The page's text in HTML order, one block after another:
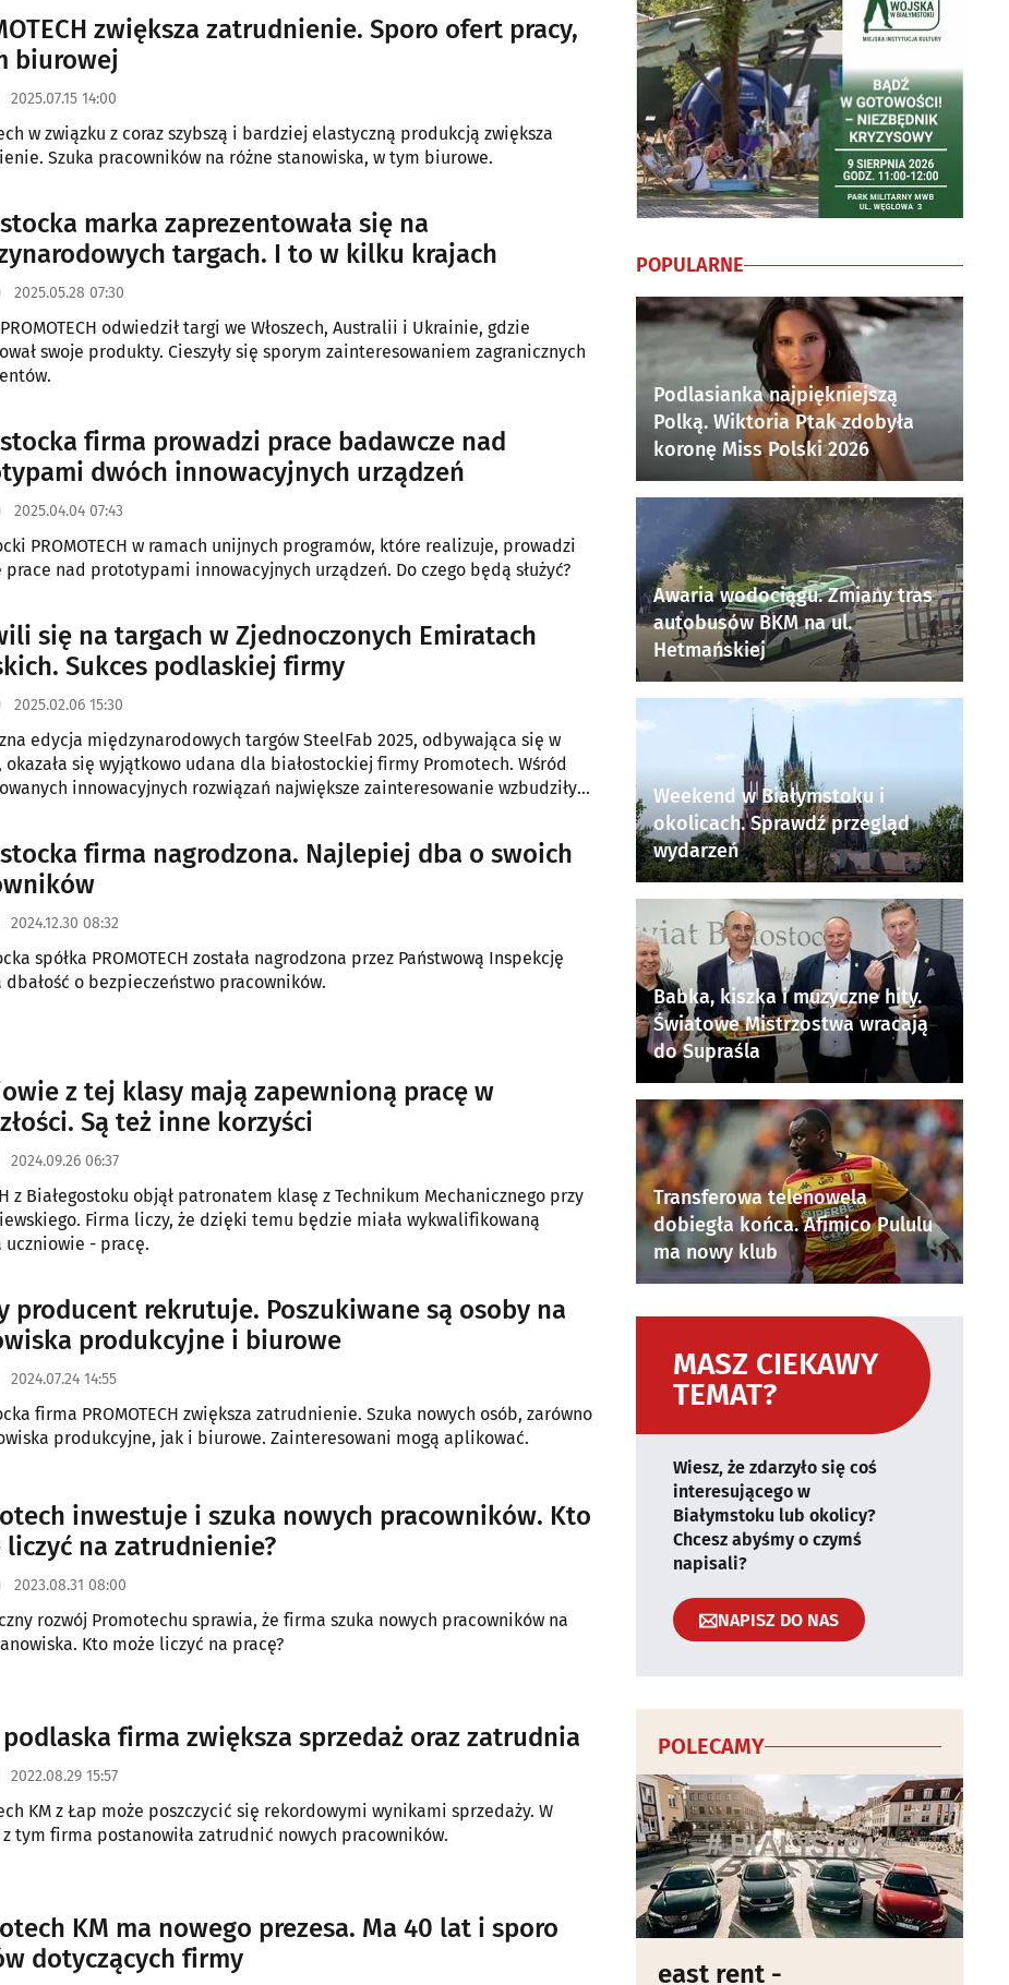
zwiększa zatrudnienie. Sporo ofert pracy,
w tym biurowej
2025.07.15 14:00
w związku z coraz szybszą i bardziej elastyczną produkcją zwiększa
Szuka pracowników na różne stanowiska, w tym biurowe.
marka zaprezentowała się na
targach. I to w kilku krajach
2025.05.28 07:30
odwiedził targi we Włoszech, Australii i Ukrainie, gdzie
swoje produkty. Cieszyły się sporym zainteresowaniem zagranicznych
firma prowadzi prace badawcze nad
dwóch innowacyjnych urządzeń
2025.04.04 07:43
PROMOTECH w ramach unijnych programów, które realizuje, prowadzi
prace nad prototypami innowacyjnych urządzeń. Do czego będą służyć?
się na targach w Zjednoczonych Emiratach
Sukces podlaskiej firmy
2025.02.06 15:30
edycja międzynarodowych targów SteelFab 2025, odbywająca się w
okazała się wyjątkowo udana dla białostockiej firmy Promotech. Wśród
innowacyjnych rozwiązań największe zainteresowanie wzbudziły
firma nagrodzona. Najlepiej dba o swoich
2024.12.30 08:32
spółka PROMOTECH została nagrodzona przez Państwową Inspekcję
dbałość o bezpieczeństwo pracowników.
z tej klasy mają zapewnioną pracę w
Są też inne korzyści
2024.09.26 06:37
z Białegostoku objął patronatem klasę z Technikum Mechanicznego przy
Firma liczy, że dzięki temu będzie miała wykwalifikowaną
uczniowie - pracę.
producent rekrutuje. Poszukiwane są osoby na
produkcyjne i biurowe
2024.07.24 14:55
firma PROMOTECH zwiększa zatrudnienie. Szuka nowych osób, zarówno
produkcyjne, jak i biurowe. Zainteresowani mogą aplikować.
inwestuje i szuka nowych pracowników. Kto
liczyć na zatrudnienie?
2023.08.31 08:00
rozwój Promotechu sprawia, że firma szuka nowych pracowników na
Kto może liczyć na pracę?
podlaska firma zwiększa sprzedaż oraz zatrudnia
2022.08.29 15:57
KM z Łap może poszczycić się rekordowymi wynikami sprzedaży. W
z tym firma postanowiła zatrudnić nowych pracowników.
KM ma nowego prezesa. Ma 40 lat i sporo
dotyczących firmy
POPULARNE
Podlasianka najpiękniejszą
Polką. Wiktoria Ptak zdobyła
koronę Miss Polski 2026
Awaria wodociągu. Zmiany tras
autobusów BKM na ul.
Hetmańskiej
Weekend w Białymstoku i
okolicach. Sprawdź przegląd
wydarzeń
Babka, kiszka i muzyczne hity.
Światowe Mistrzostwa wracają
do Supraśla
Transferowa telenowela
dobiegła końca. Afimico Pululu
ma nowy klub
MASZ CIEKAWY
TEMAT?
Wiesz, że zdarzyło się coś
interesującego w
Białymstoku lub okolicy?
Chcesz abyśmy o czymś
napisali?
NAPISZ DO NAS
POLECAMY
east rent -